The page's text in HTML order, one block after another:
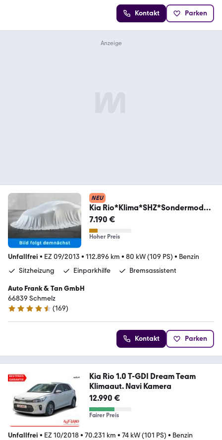
Kontakt Parken
NEU
Kia Rio*Klima*SHZ*Sondermodell
Dream Team*
7.190 €
Hoher Preis
Unfallfrei • EZ 09/2013 • 112.896 km • 80 kW (109 PS) • Benzin
Sitzheizung
Einparkhilfe Bremsassistent
Auto Frank & Tan GmbH
66839 Schmelz
4.6 Sterne
(169)
Kontakt Parken
Kia Rio 1.0 T-GDI Dream Team
Klimaaut. Navi Kamera
12.990 €
Fairer Preis
Unfallfrei • EZ 10/2018• 70.231 km • 74 kW (101 PS) • Benzin